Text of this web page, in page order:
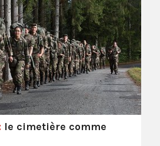
le cimetière comme